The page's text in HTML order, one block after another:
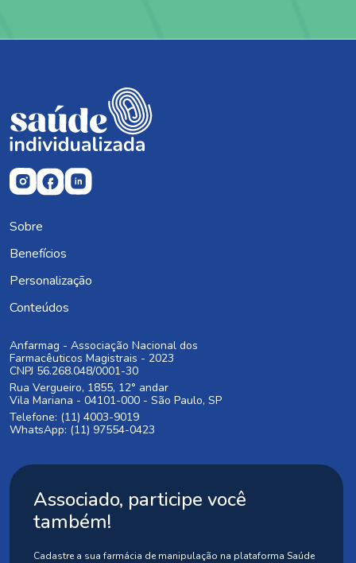
Sobre
Benefícios
Personalização
Conteúdos
Anfarmag - Associação Nacional dos
Farmacêuticos Magistrais - 2023
CNPJ 56.268.048/0001-30
Rua Vergueiro, 1855, 12° andar
Vila Mariana - 04101-000 - São Paulo, SP
Telefone: (11) 4003-9019
WhatsApp: (11) 97554-0423
Associado, participe você
também!
Cadastre a sua farmácia de manipulação na plataforma Saúde